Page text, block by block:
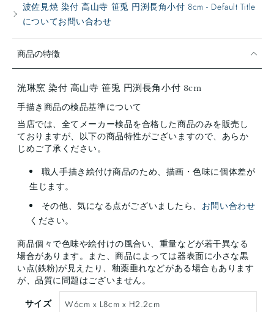
波佐見焼 染付 高山寺 笹兎 円渕長角小付 8cm - Default Title
についてお問い合わせ
商品の特徴
洸琳窯 染付 高山寺 笹兎 円渕長角小付 8cm
手描き商品の検品基準について
当店では、全てメーカー検品を合格した商品のみを販売し
ておりますが、以下の商品特性がございますので、あらか
じめご了承ください。
職人手描き絵付け商品のため、描画・色味に個体差が
生じます。
その他、気になる点がございましたら、 お問い合わせ
ください。
商品個々で色味や絵付けの風合い、重量などが若干異なる
場合があります。また、商品によっては器表面に小さな黒
い点(鉄粉)が見えたり、釉薬垂れなどがある場合もあります
が、品質に問題はございません。
サイズ
W6cm x L8cm x H2.2cm